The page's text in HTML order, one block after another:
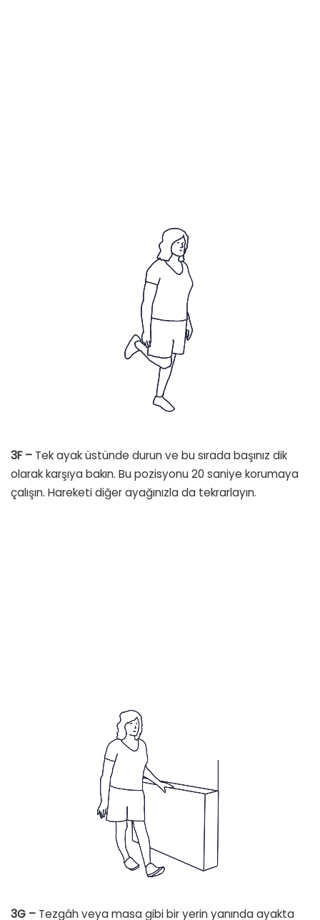
3F – Tek ayak üstünde durun ve bu sırada başınız dik
olarak karşıya bakın. Bu pozisyonu 20 saniye korumaya
çalışın. Hareketi diğer ayağınızla da tekrarlayın.
3G – Tezgâh veya masa gibi bir yerin yanında ayakta